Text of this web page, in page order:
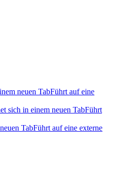
neuen TabFührt auf eine
sich in einem neuen TabFührt
TabFührt auf eine externe